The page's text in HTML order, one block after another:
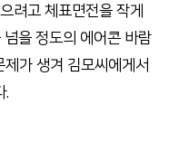
려고 체표면전을 작게
을 정도의 에어콘 바람
가 생겨 김모씨에게서
.